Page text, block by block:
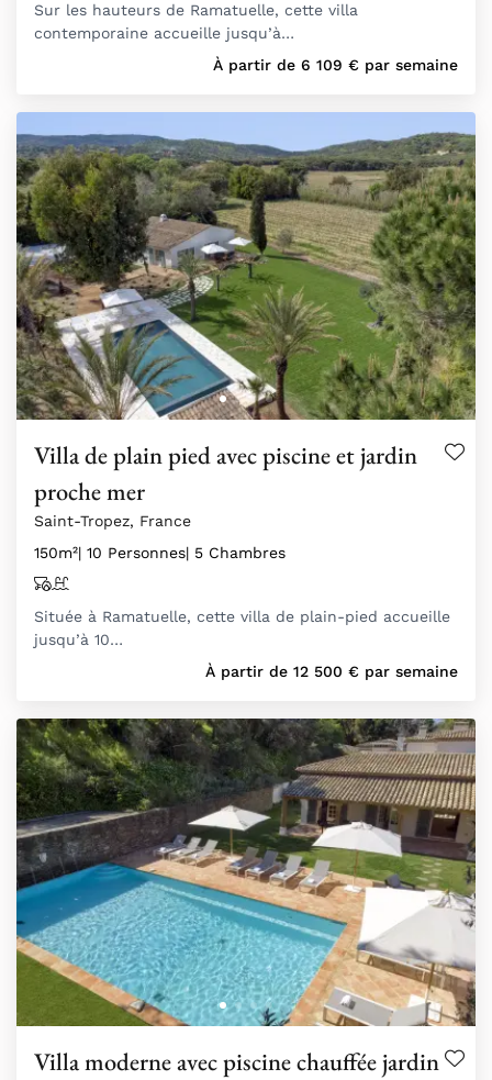
Sur les hauteurs de Ramatuelle, cette villa
contemporaine accueille jusqu’à…
À partir de 6 109 € par semaine
Villa de plain pied avec piscine et jardin
proche mer
Saint-Tropez, France
150m²| 10 Personnes| 5 Chambres
Située à Ramatuelle, cette villa de plain-pied accueille
jusqu’à 10…
À partir de 12 500 € par semaine
Villa moderne avec piscine chauffée jardin